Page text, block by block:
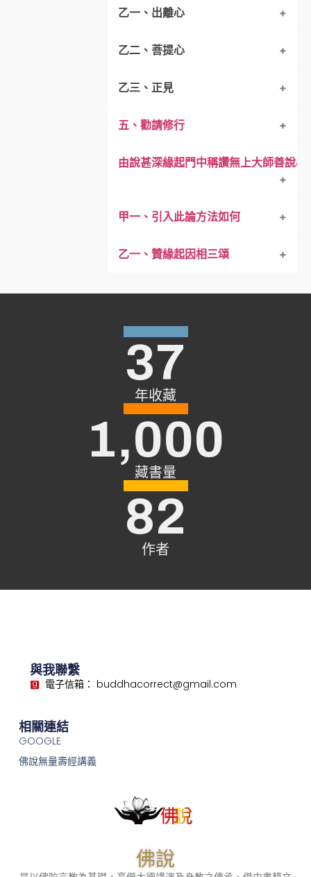
境毒善各三 ～ 對治自然解
道體住賴耶 中間如幻士
重說藏中各派及唯識派
大乘往生法 五力重威儀
諸法歸一要
二證取其主 常懷喜悅心
修量即遣執．修成具五相
散能即修淨
第六、明修心三昧耶
常學三總義
心改身如故．勿說友節缺
勿思他人事．先治重煩惱
不求於果報．莫啖雜毒食
第七、義明修心學處
一貫眾瑜伽～取三主要因
修三不退失～常修諸法要
不待眾緣備～勿貪著報取
乙一、出離心
丙一、欲解脫之人，首宜尋得出離心
丙三、出離心已生起之分齊
乙二、菩提心
丙一、應於相續中生起菩提心之理
乙三、正見
丙一、須於相續中生起正見之理
丙三、乃至現空別起，仍未通達空性
五、勸請修行
由說甚深緣起門中稱讚無上大師善說心
甲一、引入此論方法如何
乙一、贊緣起因相三頌
戊一、略中四頌
己一，空性即緣起義中
己二、說一切法自性空
己三：說自性空成就能作所作
丁二、斷相違法
戊一、承認緣起有自性即為謗法
二、由彼所許理中有相違過故說諸法
戊三、滅除增減二見而建立無過教法
丁三、正贊無過大師
戊一、分別內外道大師惟佛堪贊
戊二、（作者）讚佛功德
戊三、總攝勝教無染與大師無過義
丁一、此法為求解脫者堪入之理
戊一、餘眾對於聖教應受持理
戊二、大師自心生喜
年收藏
37
藏書量
1,000
作者
82
佛說
與我聯繫
電子信箱： buddhacorrect@gmail.com
相關連結
GOOGLE
佛說無量壽經講義